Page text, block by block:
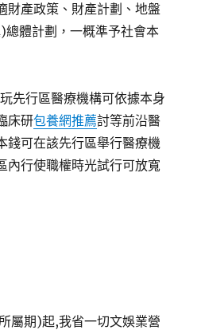
財產政策、財產計劃、地盤
體計劃，一概準予社會本
先行區醫療機構可依據本身
床研包養網推薦討等前沿醫
錢可在該先行區舉行醫療機
內行使職權時光試行可放寬
屬期)起,我省一切文娛業營